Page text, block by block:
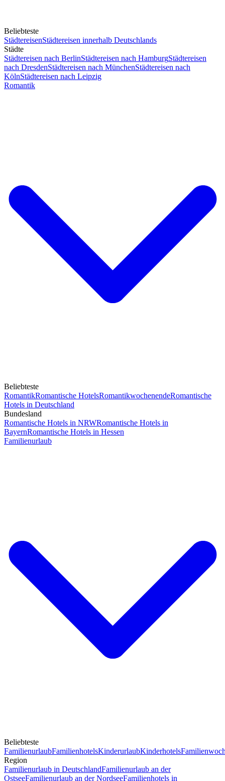
Beliebteste
StädtereisenStädtereisen innerhalb Deutschlands
Städte
Städtereisen nach BerlinStädtereisen nach HamburgStädtereisen
nach DresdenStädtereisen nach MünchenStädtereisen nach
KölnStädtereisen nach Leipzig
Romantik
Beliebteste
RomantikRomantische HotelsRomantikwochenendeRomantische
Hotels in Deutschland
Bundesland
Romantische Hotels in NRWRomantische Hotels in
BayernRomantische Hotels in Hessen
Familienurlaub
Beliebteste
FamilienurlaubFamilienhotelsKinderurlaubKinderhotels
Region
Familienurlaub in DeutschlandFamilienurlaub an der
OstseeFamilienurlaub an der NordseeFamilienhotels in